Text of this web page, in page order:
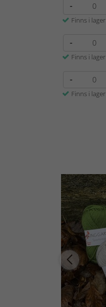
-
Finns i lager
-
Finns i lager
-
Finns i lager